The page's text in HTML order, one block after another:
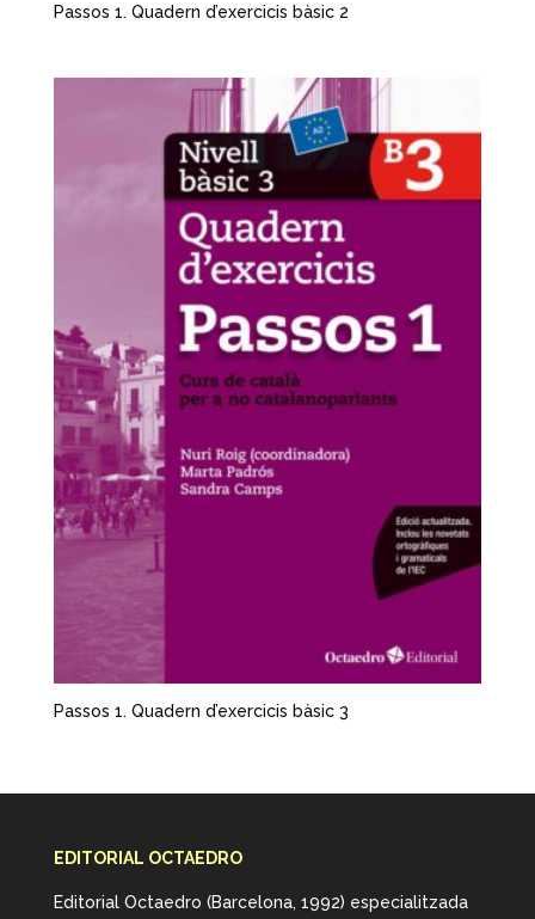
Passos 1. Quadern d’exercicis bàsic 2
Passos 1. Quadern d’exercicis bàsic 3
EDITORIAL OCTAEDRO
Editorial Octaedro (Barcelona, 1992) especialitzada